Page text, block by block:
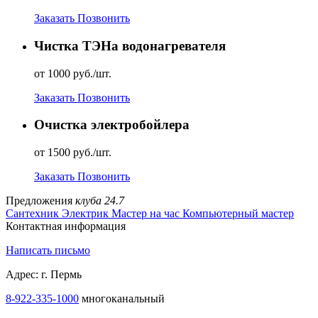
Заказать Позвонить
Чистка ТЭНа водонагревателя
от 1000 руб./шт.
Заказать Позвонить
Очистка электробойлера
от 1500 руб./шт.
Заказать Позвонить
Предложения клуба 24.7
Сантехник Электрик Мастер на час Компьютерный мастер
Контактная информация
Написать письмо
Адрес: г. Пермь
8-922-335-1000 многоканальный